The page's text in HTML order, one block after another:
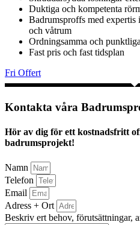
Duktiga och kompetenta
Badrumsproffs med expertis
och våtrum
Ordningsamma och
Fast pris och fast tidsplan
Fri Offert
Kontakta våra
Hör av dig för ett kostnadsfritt
badrumsprojekt!
Namn
Telefon
Email
Adress + Ort
Beskriv ert behov, förutsättningar,